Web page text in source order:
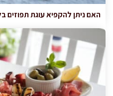
האם ניתן להקפיא עוגת תפוזים